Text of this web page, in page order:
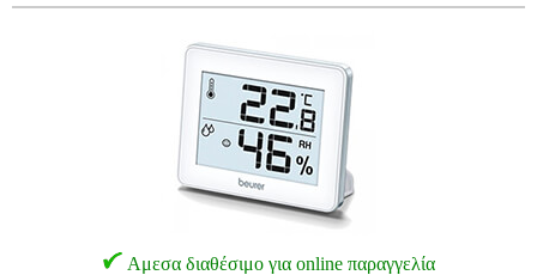
Αμεσα διαθέσιμο για online παραγγελία